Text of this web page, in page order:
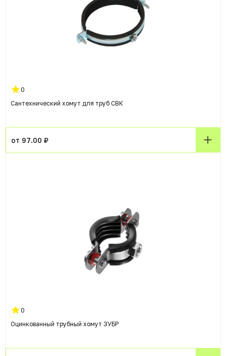
0
Сантехнический хомут для труб СВК
от 97.00 ₽
0
Оцинкованный трубный хомут ЗУБР